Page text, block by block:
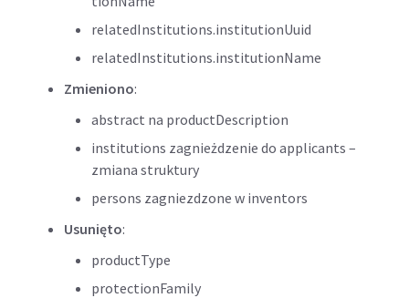
relatedInstitutions.institutionUuid
relatedInstitutions.institutionName
Zmieniono:
abstract na productDescription
institutions zagnieżdzenie do applicants –
zmiana struktury
persons zagniezdzone w inventors
Usunięto:
productType
protectionFamily